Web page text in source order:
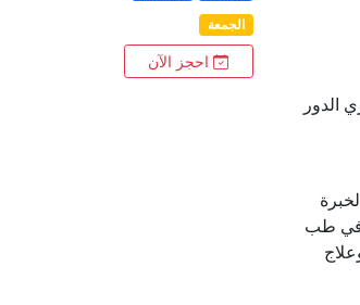
الدور
في طب
الجمعة
احجز الآن